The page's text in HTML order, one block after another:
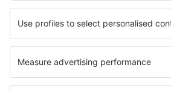
Cazare Arbnes Cazare în Rothrist
Cazare în Giresun Cazare în El Tule